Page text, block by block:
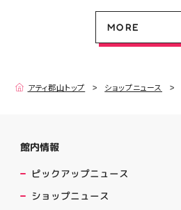
MORE
アティ郡山トップ ショップニュース
館内情報
ピックアップニュース
ショップニュース